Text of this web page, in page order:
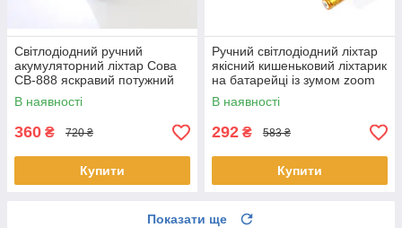
Світлодіодний ручний
акумуляторний ліхтар Сова
СВ-888 яскравий потужний
якісний ліхтарик
В наявності
360 ₴ 720 ₴
Купити
Ручний світлодіодний ліхтар
якісний кишеньковий ліхтарик
на батарейці із зумом zoom
RB-206
В наявності
292 ₴ 583 ₴
Купити
Показати ще